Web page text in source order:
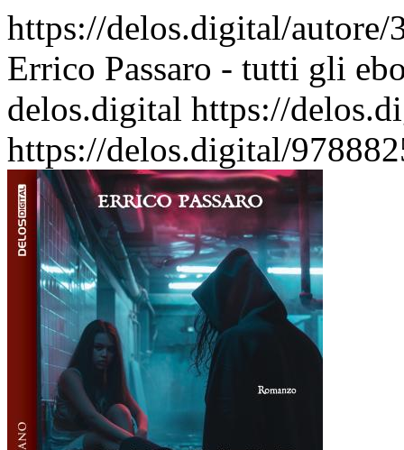
https://delos.digital/autore/
Errico Passaro - tutti gli
delos.digital https://
https://delos.digital/